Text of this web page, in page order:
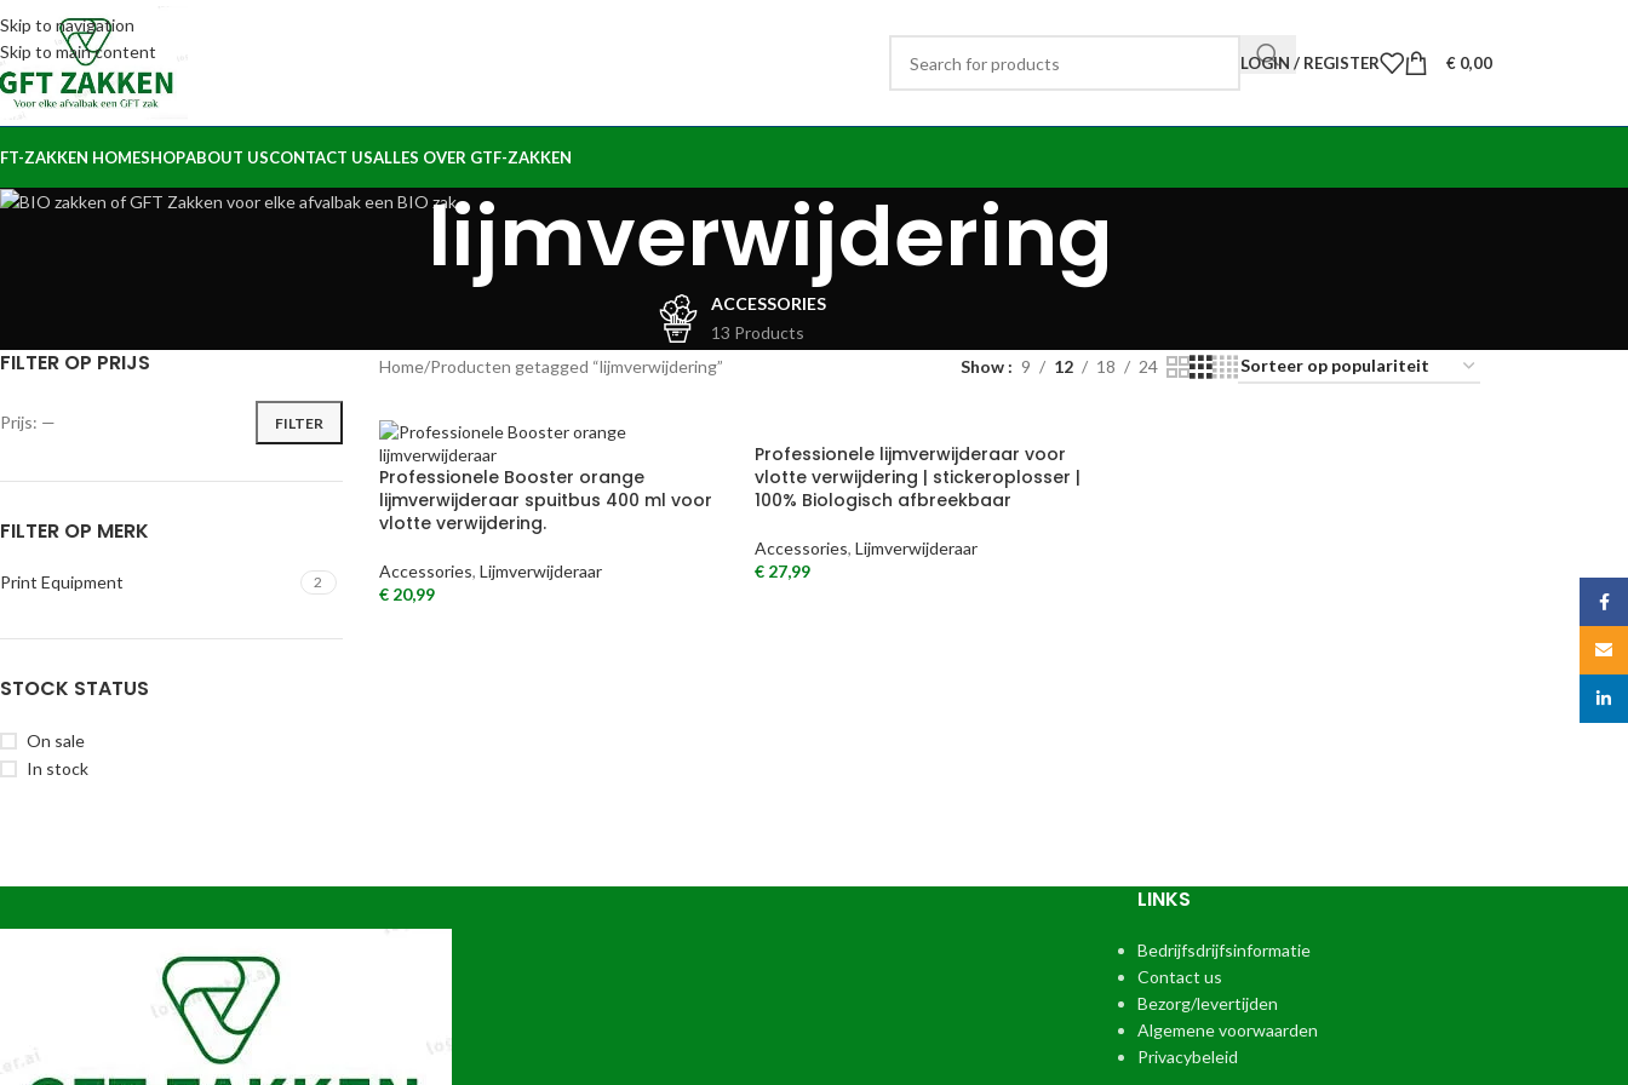
Skip to navigation
Skip to main content
LOGIN / REGISTER € 0,00
ZAKKEN HOMESHOPABOUT USCONTACT USALLES OVER GTF-ZAKKEN
lijmverwijdering
ACCESSORIES
13 Products
FILTER OP PRIJS
FILTER
Prijs: —
FILTER OP MERK
Print Equipment 2
STOCK STATUS
On sale
In stock
Home Producten getagged “lijmverwijdering” Show 9 12 18 24
Professionele Booster orange
lijmverwijderaar spuitbus 400 ml voor
vlotte verwijdering.
Accessories, Lijmverwijderaar
€20,99
Professionele lijmverwijderaar voor
vlotte verwijdering | stickeroplosser |
100% Biologisch afbreekbaar
Accessories, Lijmverwijderaar
€27,99
LINKS
Bedrijfsdrijfsinformatie
Contact us
Bezorg/levertijden
Algemene voorwaarden
Privacybeleid
Email